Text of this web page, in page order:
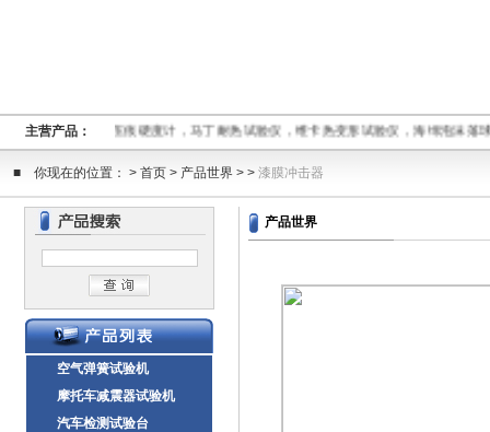
主营产品：
试验仪，塑料球压痕硬度计，马丁耐热试验仪，维卡热变形试验仪，海绵泡沫
■ 你现在的位置： > 首页 > 产品世界 > > 漆膜冲击器
空气弹簧试验机
摩托车减震器试验机
汽车检测试验台
产品世界